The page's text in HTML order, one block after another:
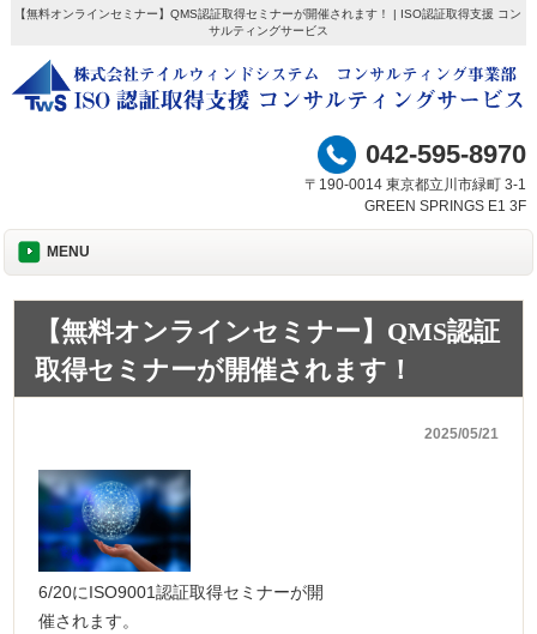
【無料オンラインセミナー】QMS認証取得セミナーが開催されます！ | ISO認証取得支援 コン
サルティングサービス
042-595-8970
〒190-0014 東京都立川市緑町 3-1
GREEN SPRINGS E1 3F
MENU
【無料オンラインセミナー】QMS認証
取得セミナーが開催されます！
2025/05/21
6/20にISO9001認証取得セミナーが開
催されます。